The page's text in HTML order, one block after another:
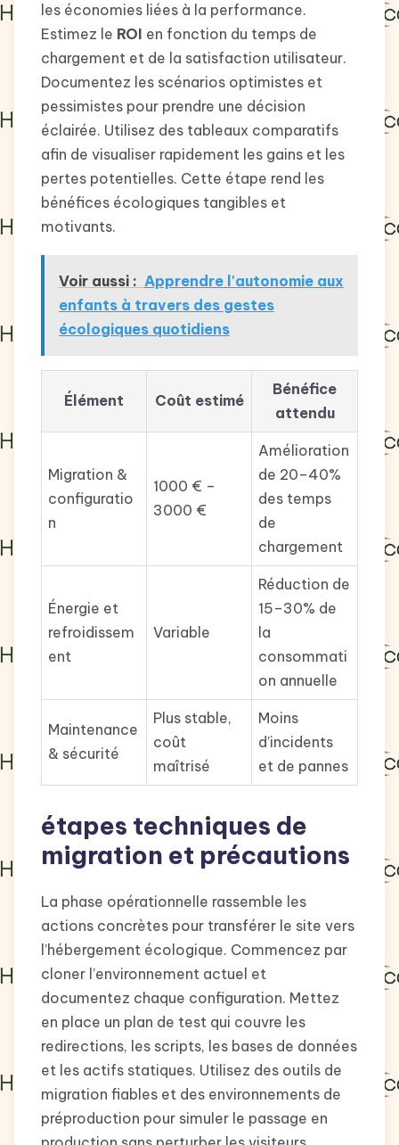
les économies liées à la performance.
Estimez le ROI en fonction du temps de
chargement et de la satisfaction utilisateur.
Documentez les scénarios optimistes et
pessimistes pour prendre une décision
éclairée. Utilisez des tableaux comparatifs
afin de visualiser rapidement les gains et les
pertes potentielles. Cette étape rend les
bénéfices écologiques tangibles et
motivants.
Voir aussi : Apprendre l'autonomie aux
enfants à travers des gestes
écologiques quotidiens
Élément Coût estimé
Bénéfice
attendu
Migration &
configuratio
n
1000 € –
3000 €
Amélioration
de 20–40%
des temps
de
chargement
Énergie et
refroidissem
ent
Variable
Réduction de
15–30% de
la
consommati
on annuelle
Maintenance
& sécurité
Plus stable,
coût
maîtrisé
Moins
d’incidents
et de pannes
étapes techniques de
migration et précautions
La phase opérationnelle rassemble les
actions concrètes pour transférer le site vers
l’hébergement écologique. Commencez par
cloner l’environnement actuel et
documentez chaque configuration. Mettez
en place un plan de test qui couvre les
redirections, les scripts, les bases de données
et les actifs statiques. Utilisez des outils de
migration fiables et des environnements de
préproduction pour simuler le passage en